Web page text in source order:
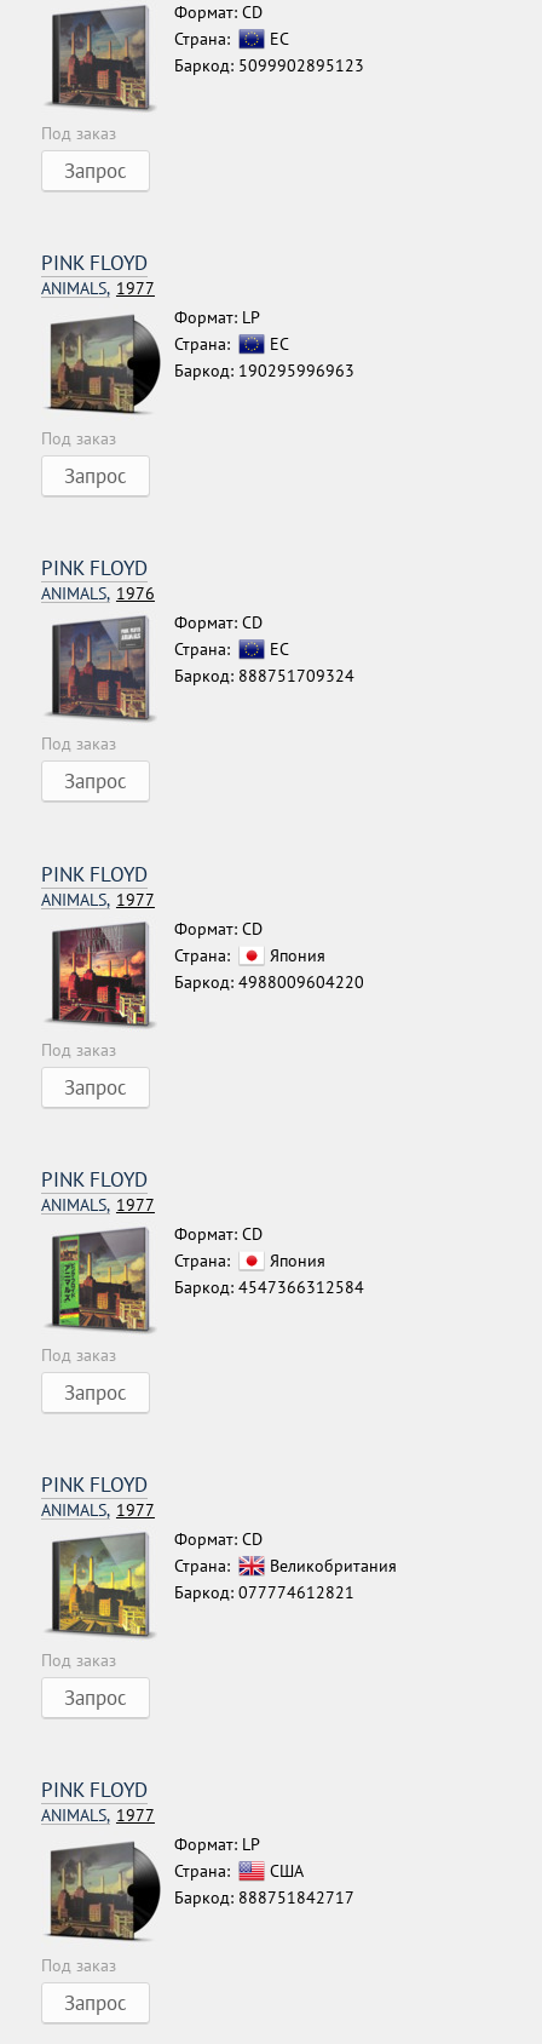
Формат: CD
Страна:
ЕС
Баркод: 5099902895123
Под заказ
Запрос
PINK FLOYD
ANIMALS, 1977
Формат: LP
Страна:
ЕС
Баркод: 190295996963
Под заказ
Запрос
PINK FLOYD
ANIMALS, 1976
Формат: CD
Страна:
ЕС
Баркод: 888751709324
Под заказ
Запрос
PINK FLOYD
ANIMALS, 1977
Формат: CD
Страна:
Япония
Баркод: 4988009604220
Под заказ
Запрос
PINK FLOYD
ANIMALS, 1977
Формат: CD
Страна:
Япония
Баркод: 4547366312584
Под заказ
Запрос
PINK FLOYD
ANIMALS, 1977
Формат: CD
Страна:
Великобритания
Баркод: 077774612821
Под заказ
Запрос
PINK FLOYD
ANIMALS, 1977
Формат: LP
Страна:
США
Баркод: 888751842717
Под заказ
Запрос